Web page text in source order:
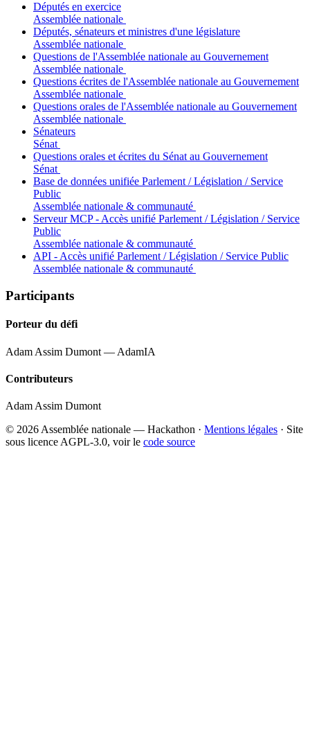
Députés en exercice
Assemblée nationale
Députés, sénateurs et ministres d'une législature
Assemblée nationale
Questions de l'Assemblée nationale au Gouvernement
Assemblée nationale
Questions écrites de l'Assemblée nationale au Gouvernement
Assemblée nationale
Questions orales de l'Assemblée nationale au Gouvernement
Assemblée nationale
Sénateurs
Sénat
Questions orales et écrites du Sénat au Gouvernement
Sénat
Base de données unifiée Parlement / Législation / Service
Public
Assemblée nationale & communauté
Serveur MCP - Accès unifié Parlement / Législation / Service
Public
Assemblée nationale & communauté
API - Accès unifié Parlement / Législation / Service Public
Assemblée nationale & communauté
Participants
Porteur du défi
Adam Assim Dumont — AdamIA
Contributeurs
Adam Assim Dumont
© 2026 Assemblée nationale — Hackathon · Mentions légales · Site
sous licence AGPL-3.0, voir le code source